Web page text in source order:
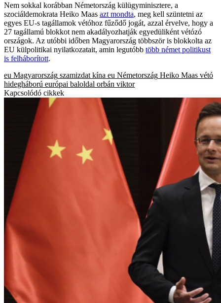
Nem sokkal korábban Németország külügyminisztere, a
szociáldemokrata Heiko Maas azt mondta, meg kell szüntetni az
egyes EU-s tagállamok vétóhoz fűződő jogát, azzal érvelve, hogy a
27 tagállamú blokkot nem akadályozhatják egyedüliként vétózó
országok. Az utóbbi időben Magyarország többször is blokkolta az
EU külpolitikai nyilatkozatait, amin legutóbb több német politikust
is felháborított.
eu Magyarország szamizdat kína eu Németország Heiko Maas vétó
hidegháború európai baloldal orbán viktor
Kapcsolódó cikkek